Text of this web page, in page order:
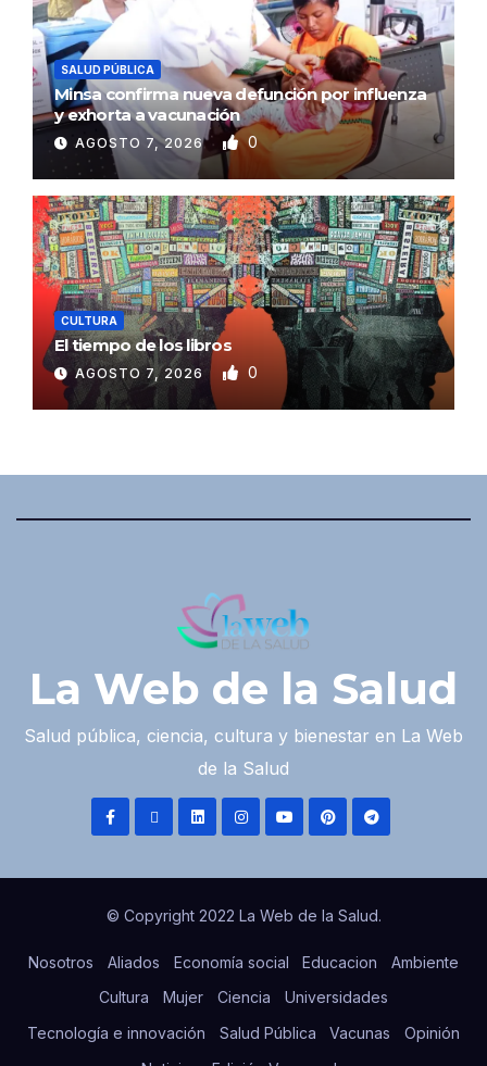
SALUD PÚBLICA
Minsa confirma nueva defunción por influenza
y exhorta a vacunación
AGOSTO 7, 2026 0
CULTURA
El tiempo de los libros
AGOSTO 7, 2026 0
La Web de la Salud
Salud pública, ciencia, cultura y bienestar en La Web
de la Salud
© Copyright 2022 La Web de la Salud.
Nosotros Aliados Economía social Educacion
Ambiente
Cultura
Mujer Ciencia
Universidades
Tecnología e innovación
Salud Pública Vacunas
Opinión